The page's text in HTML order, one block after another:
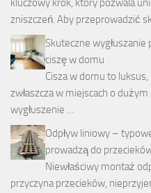
kluczowy krok, który pozwala
zniszczeń. Aby przeprowadzić
Skuteczne
ciszę w domu
Cisza w domu to
zwłaszcza w miejscach o
wygłuszenie …
Odpływ liniowy –
prowadzą do
Niewłaściwy montaż
przyczyna przecieków,